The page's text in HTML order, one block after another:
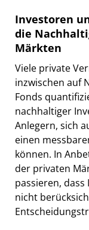
Investoren
die
Märkten
Viele private
inzwischen auf
Fonds
nachhaltiger
Anlegern, sich
einen
können. In
der privaten
passieren,
nicht